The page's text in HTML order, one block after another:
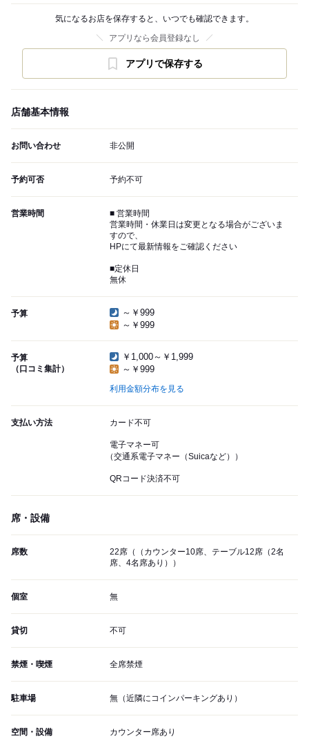
気になるお店を保存すると、いつでも確認できます。
アプリなら会員登録なし
アプリで保存する
店舗基本情報
お問い合わせ 非公開
予約可否 予約不可
営業時間
■ 営業時間
営業時間・休業日は変更となる場合がございま
すので、
HPにて最新情報をご確認ください
■定休日
無休
予算
～￥999
～￥999
予算
（口コミ集計）
￥1,000～￥1,999
～￥999
利用金額分布を見る
支払い方法 カード不可
電子マネー可
（交通系電子マネー（Suicaなど））
QRコード決済不可
席・設備
席数
22席（（カウンター10席、テーブル12席（2名
席、4名席あり））
個室 無
貸切 不可
禁煙・喫煙 全席禁煙
駐車場 無（近隣にコインパーキングあり）
空間・設備 カウンター席あり